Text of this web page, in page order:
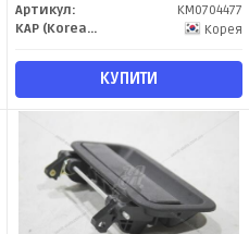
Артикул:
KM0704477
KAP (KoreaAutoParts)
Корея
КУПИТИ